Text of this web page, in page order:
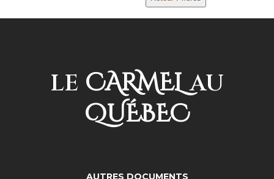
LE CARMELAU
QUÉBEC
AUTRES DOCUMENTS